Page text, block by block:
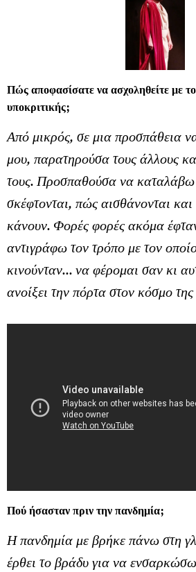
Πώς αποφασίσατε να ασχοληθείτε με
υποκριτικής;
Από μικρός, σε μια προσπάθεια
μου, παρατηρούσα τους άλλους
τους. Προσπαθούσα να
σκέφτονται, πώς αισθάνονται και
κάνουν. Φορές φορές ακόμα
αντιγράφω τον τρόπο με τον
κινούνταν... να φέρομαι σαν κι
ανοίξει την πόρτα στον κόσμο της
Πού ήσασταν πριν την πανδημία;
Η πανδημία με βρήκε πάνω στη
έρθει το βράδυ για να